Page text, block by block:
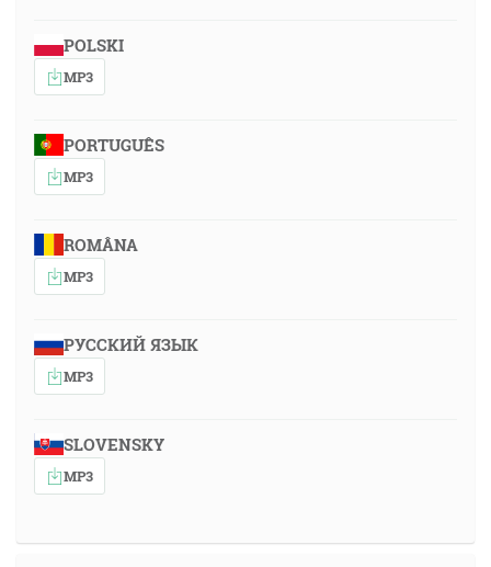
POLSKI
MP3
PORTUGUÊS
MP3
ROMÂNA
MP3
РУССКИЙ ЯЗЫК
MP3
SLOVENSKY
MP3